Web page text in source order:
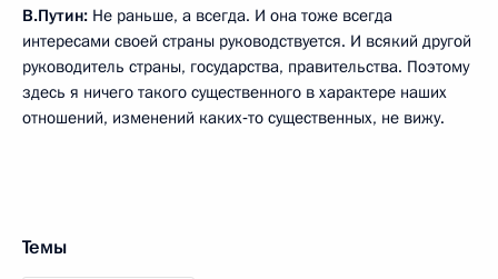
В.Путин: Не раньше, а всегда. И она тоже всегда
интересами своей страны руководствуется. И всякий другой
руководитель страны, государства, правительства. Поэтому
здесь я ничего такого существенного в характере наших
отношений, изменений каких‑то существенных, не вижу.
Темы